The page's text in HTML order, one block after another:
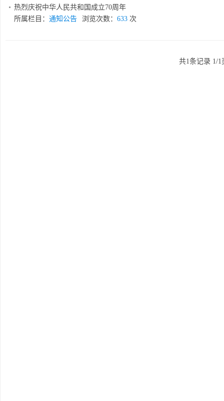
热烈庆祝中华人民共和国成立70周年
所属栏目： 通知公告 浏览次数： 633 次
共1条记录 1/